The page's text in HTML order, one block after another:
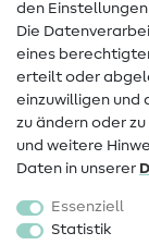
Widerrufsrecht
Beliebt
Stoffe
Sale
den
Die
eines
erteilt oder
einzuwilligen und
zu ändern oder
und weitere
Daten in unserer
Essenziell
Statistik